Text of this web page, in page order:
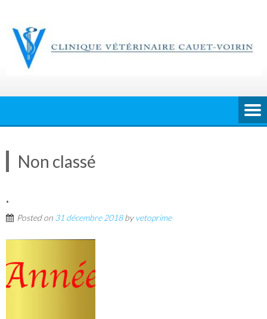
content
Non classé
.
Posted on 31 décembre 2018by vetoprime